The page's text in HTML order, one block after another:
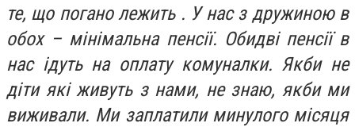
те, що погано лежить . У нас з дружиною в
обох – мінімальна пенсії. Обидві пенсії в
нас ідуть на оплату комуналки. Якби не
діти які живуть з нами, не знаю, якби ми
виживали. Ми заплатили минулого місяця